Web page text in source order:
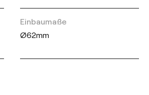
Einbaumaße
Ø62mm